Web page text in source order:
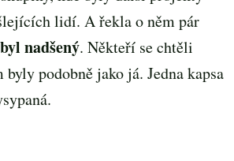
lidí. A řekla o něm pár
nadšený. Někteří se chtěli
podobně jako já. Jedna kapsa